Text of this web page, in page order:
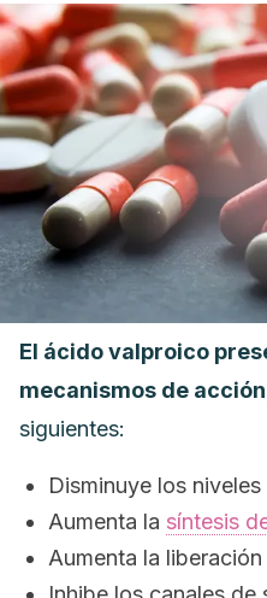
El ácido valproico
mecanismos de acción
siguientes:
Disminuye los
Aumenta la síntesis
Aumenta la liberación